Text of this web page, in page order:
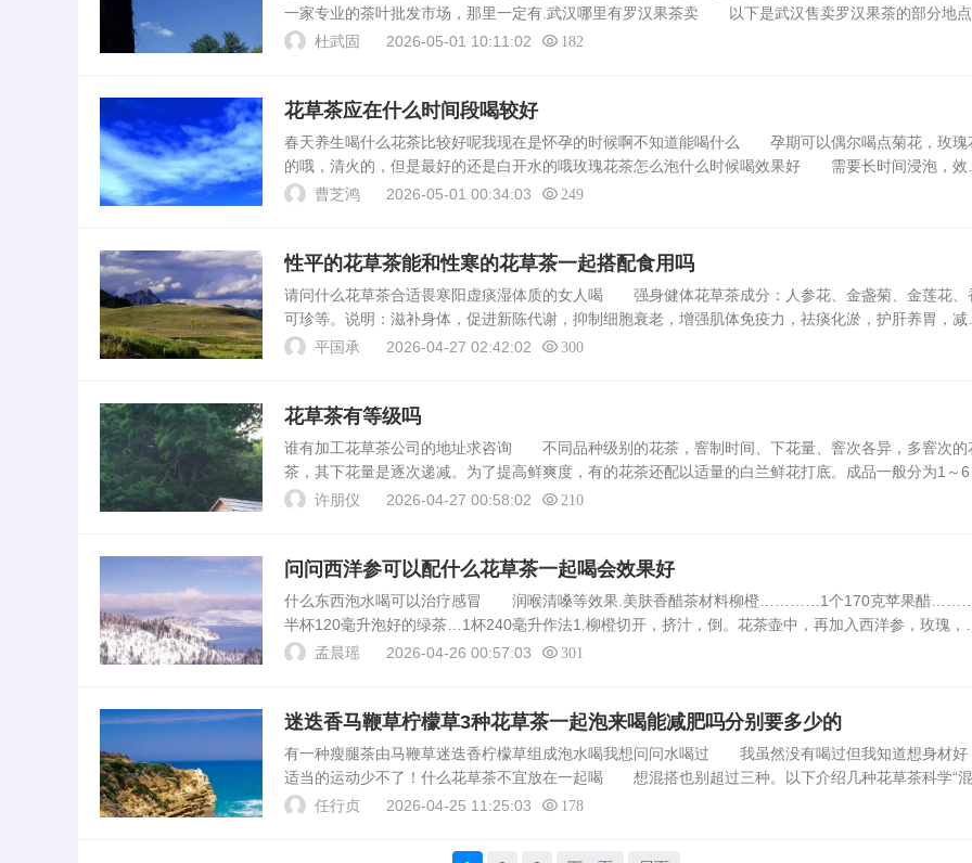
一家专业的茶叶批发市场，那里一定有.武汉哪里有罗汉果茶卖 以下是武汉售卖罗汉果茶的部分地点
中百仓储：中百仓储是武汉的一家大型连锁超市，提供各种生活用品和食品，包括罗汉果。武商量贩：
杜武固 2026-05-01 10:11:02 182
花草茶应在什么时间段喝较好
春天养生喝什么花茶比较好呢我现在是怀孕的时候啊不知道能喝什么 孕期可以偶尔喝点菊花，玫瑰
的哦，清火的，但是最好的还是白开水的哦玫瑰花茶怎么泡什么时候喝效果好 需要长时间浸泡，效
才好，水才能呈现红色，口味也更好，如果是高温，就出现土黄色，很苦涩，如果时间很短，效果出不
曹芝鸿 2026-05-01 00:34:03 249
性平的花草茶能和性寒的花草茶一起搭配食用吗
请问什么花草茶合适畏寒阳虚痰湿体质的女人喝 强身健体花草茶成分：人参花、金盏菊、金莲花、
可珍等。说明：滋补身体，促进新陈代谢，抑制细胞衰老，增强肌体免疫力，祛痰化淤，护肝养胃，减
疾病，保持身体的青春活力。最好到中药店里看看，咨询一下适合喝什么样的花茶，上面的只是建议花
平国承 2026-04-27 02:42:02 300
花草茶有等级吗
谁有加工花草茶公司的地址求咨询 不同品种级别的花茶，窨制时间、下花量、窨次各异，多窨次的
茶，其下花量是逐次递减。为了提高鲜爽度，有的花茶还配以适量的白兰鲜花打底。成品一般分为1～6
和片茶。品质特点：外形条索紧结匀整，色泽黄绿尚润；内质香气鲜灵浓郁，具有明显的鲜花香气，汤
许朋仪 2026-04-27 00:58:02 210
问问西洋参可以配什么花草茶一起喝会效果好
什么东西泡水喝可以治疗感冒 润喉清嗓等效果.美肤香醋茶材料柳橙…………1个170克苹果醋………
半杯120毫升泡好的绿茶…1杯240毫升作法1.柳橙切开，挤汁，倒。花茶壶中，再加入西洋参，玫瑰，浸
泡5分钟即可.美丽叮咛西洋参所含的各种氨基酸，可以增强身体的免疫力，促进皮肤胶原细胞再生，抗衰
孟晨瑶 2026-04-26 00:57:03 301
迷迭香马鞭草柠檬草3种花草茶一起泡来喝能减肥吗分别要多少的
有一种瘦腿茶由马鞭草迷迭香柠檬草组成泡水喝我想问问水喝过 我虽然没有喝过但我知道想身材好
适当的运动少不了！什么花草茶不宜放在一起喝 想混搭也别超过三种。以下介绍几种花草茶科学“混
搭”法：玫瑰花+枸杞子+杭白菊：可以调节内分泌，消除疲劳。迷迭香+马鞭草+柠檬草：分解。减脂花+
任行贞 2026-04-25 11:25:03 178